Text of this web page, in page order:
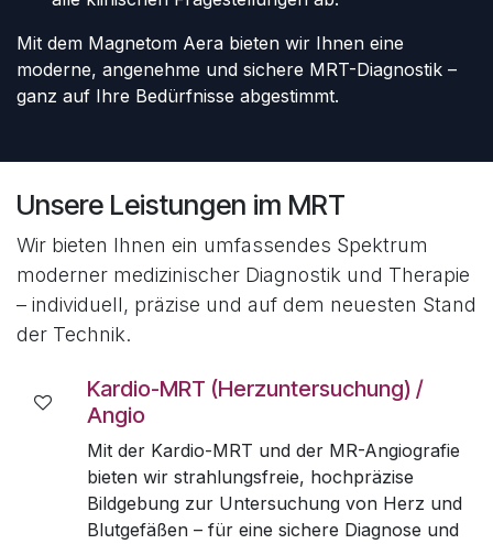
Mit dem Magnetom Aera bieten wir Ihnen eine
moderne, angenehme und sichere MRT-Diagnostik –
ganz auf Ihre Bedürfnisse abgestimmt.
Unsere Leistungen im MRT
Wir bieten Ihnen ein umfassendes Spektrum
moderner medizinischer Diagnostik und Therapie
– individuell, präzise und auf dem neuesten Stand
der Technik.
Kardio-MRT (Herzuntersuchung) /
Angio
Mit der Kardio-MRT und der MR-Angiografie
bieten wir strahlungsfreie, hochpräzise
Bildgebung zur Untersuchung von Herz und
Blutgefäßen – für eine sichere Diagnose und